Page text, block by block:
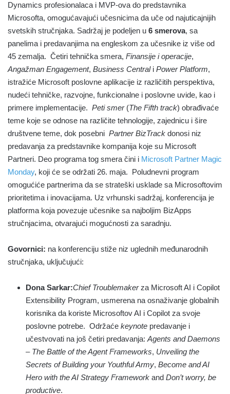
Dynamics profesionalaca i MVP-ova do predstavnika
Microsofta, omogućavajući učesnicima da uče od najuticajnijih
svetskih stručnjaka. Sadržaj je podeljen u 6 smerova, sa
panelima i predavanjima na engleskom za učesnike iz više od
45 zemalja. Četiri tehnička smera, Finansije i operacije,
Angažman Engagement, Business Centrali Power Platform,
istražiće Microsoft poslovne aplikacije iz različitih perspektiva,
nudeći tehničke, razvojne, funkcionalne i poslovne uvide, kao i
primere implementacije. Peti smer(The Fifth track) obrađivaće
teme koje se odnose na različite tehnologije, zajednicu i šire
društvene teme, dok posebni Partner BizTrack donosi niz
predavanja za predstavnike kompanija koje su Microsoft
Partneri. Deo programa tog smera čini i Microsoft Partner Magic
Monday, koji će se održati 26. maja. Poludnevni program
omogućiće partnerima da se strateški usklade sa Microsoftovim
prioritetima i inovacijama. Uz vrhunski sadržaj, konferencija je
platforma koja povezuje učesnike sa najboljim BizApps
stručnjacima, otvarajući mogućnosti za saradnju.
Govornici: na konferenciju stiže niz uglednih međunarodnih
stručnjaka, uključujući:
Dona Sarkar:Chief Troublemakerza Microsoft AI i Copilot
Extensibility Program, usmerena na osnaživanje globalnih
korisnika da koriste Microsoftov AI i Copilot za svoje
poslovne potrebe. Održaće keynote predavanje i
učestvovati na još četiri predavanja: Agents and Daemons
– The Battle of the Agent Frameworks, Unveiling the
Secrets of Building your Youthful Army, Become and AI
Hero with the AI Strategy Framework and Don’t worry, be
productive.